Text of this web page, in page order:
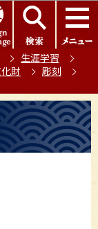
生涯学習
財
彫刻